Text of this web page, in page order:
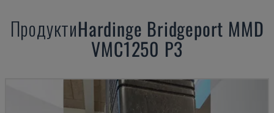
ПродуктиHardinge Bridgeport MMD
VMC1250 P3